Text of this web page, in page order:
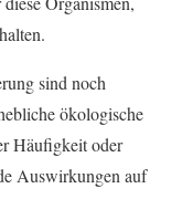
sind noch
ökologische
Häufigkeit oder
Auswirkungen auf